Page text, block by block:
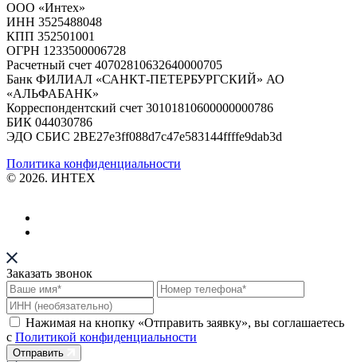
ООО «Интех»
ИНН 3525488048
КПП 352501001
ОГРН 1233500006728
Расчетный счет 40702810632640000705
Банк ФИЛИАЛ «САНКТ-ПЕТЕРБУРГСКИЙ» АО
«АЛЬФАБАНК»
Корреспондентский счет 30101810600000000786
БИК 044030786
ЭДО СБИС 2BE27e3ff088d7c47e583144ffffe9dab3d
Политика конфиденциальности
© 2026. ИНТЕХ
Заказать звонок
Нажимая на кнопку «Отправить заявку», вы соглашаетесь
с Политикой конфиденциальности
Отправить